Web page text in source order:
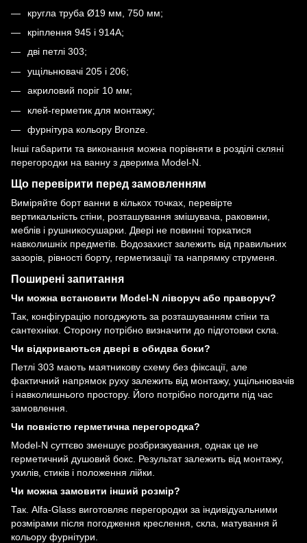
кругла труба Ø19 мм, 750 мм;
кріплення 945 і 914A;
дві петлі 303;
ущільнювачі 205 і 206;
акриловий поріг 10 мм;
клей-герметик для монтажу;
фурнітура кольору Bronze.
Інші габарити та виконання можна порівняти в розділі скляні
перегородки на ванну з дверима Model-N.
Що перевірити перед замовленням
Виміряйте борт ванни в кількох точках, перевірте
вертикальність стіни, розташування змішувача, раковини,
меблів і рушникосушарки. Двері не повинні торкатися
навколишніх предметів. Водозахист залежить від правильних
зазорів, рівності борту, герметизації та напрямку струменя.
Поширені запитання
Чи можна встановити Model-N ліворуч або праворуч?
Так, конфігурацію погоджують за розташуванням стіни та
сантехніки. Сторону потрібно визначити до підготовки скла.
Чи відкриваються двері в обидва боки?
Петлі 303 мають маятникову схему без фіксації, але
фактичний напрямок руху залежить від монтажу, ущільнювачів
і навколишнього простору. Його потрібно погодити під час
замовлення.
Чи повністю герметична перегородка?
Model-N суттєво зменшує розбризкування, однак це не
герметичний душовий бокс. Результат залежить від монтажу,
ухилів, стиків і положення лійки.
Чи можна замовити інший розмір?
Так. Alfa-Glass виготовляє перегородки за індивідуальними
розмірами після погодження креслення, скла, матування й
кольору фурнітури.